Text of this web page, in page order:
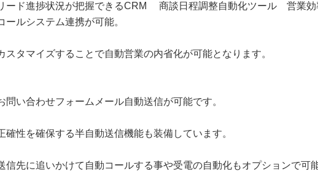
ード進捗状況が把握できるCRM 商談日程調整自動化ツール 営業効
ールシステム連携が可能。
スタマイズすることで自動営業の内省化が可能となります。
問い合わせフォームメール自動送信が可能です。
確性を確保する半自動送信機能も装備しています。
信先に追いかけて自動コールする事や受電の自動化もオプションで可能